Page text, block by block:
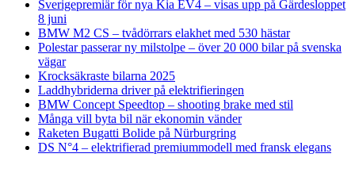
Sverigepremiär för nya Kia EV4 – visas upp på Gärdesloppet
8 juni
BMW M2 CS – tvådörrars elakhet med 530 hästar
Polestar passerar ny milstolpe – över 20 000 bilar på svenska
vägar
Krocksäkraste bilarna 2025
Laddhybriderna driver på elektrifieringen
BMW Concept Speedtop – shooting brake med stil
Många vill byta bil när ekonomin vänder
Raketen Bugatti Bolide på Nürburgring
DS N°4 – elektrifierad premiummodell med fransk elegans